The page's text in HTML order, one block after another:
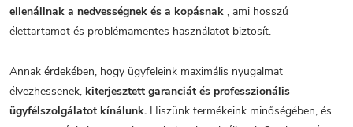
ellenállnak a nedvességnek és a kopásnak , ami hosszú
élettartamot és problémamentes használatot biztosít.
Annak érdekében, hogy ügyfeleink maximális nyugalmat
élvezhessenek, kiterjesztett garanciát és professzionális
ügyfélszolgálatot kínálunk. Hiszünk termékeink minőségében, és